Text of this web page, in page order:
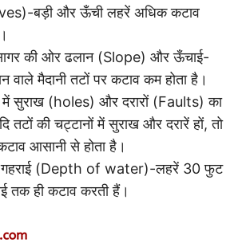
बड़ी और ऊँची लहरें अधिक कटाव
की ओर ढलान (Slope) और ऊँचाई-
वाले मैदानी तटों पर कटाव कम होता है।
में सुराख (holes) और दरारों (Faults) का
तटों की चट्टानों में सुराख और दरारें हों, तो
आसानी से होता है।
(Depth of water)-लहरें 30 फुट
तक ही कटाव करती हैं।